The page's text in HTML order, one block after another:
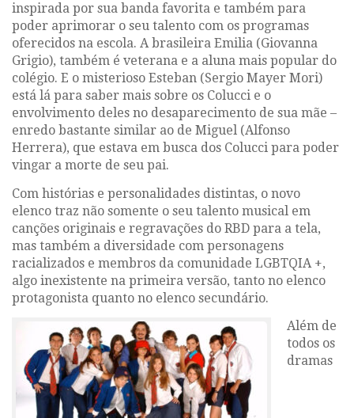
inspirada por sua banda favorita e também para
poder aprimorar o seu talento com os programas
oferecidos na escola. A brasileira Emilia (Giovanna
Grigio), também é veterana e a aluna mais popular do
colégio. E o misterioso Esteban (Sergio Mayer Mori)
está lá para saber mais sobre os Colucci e o
envolvimento deles no desaparecimento de sua mãe –
enredo bastante similar ao de Miguel (Alfonso
Herrera), que estava em busca dos Colucci para poder
vingar a morte de seu pai.
Com histórias e personalidades distintas, o novo
elenco traz não somente o seu talento musical em
canções originais e regravações do RBD para a tela,
mas também a diversidade com personagens
racializados e membros da comunidade LGBTQIA +,
algo inexistente na primeira versão, tanto no elenco
protagonista quanto no elenco secundário.
Além de
todos os
dramas